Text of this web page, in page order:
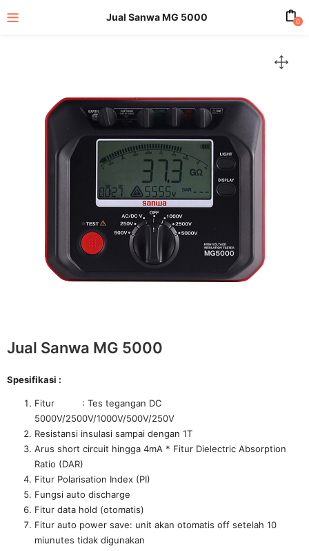
Jual Sanwa MG 5000 0
Jual Sanwa MG 5000
Spesifikasi :
Fitur : Tes tegangan DC
5000V/2500V/1000V/500V/250V
Resistansi insulasi sampai dengan 1T
Arus short circuit hingga 4mA * Fitur Dielectric Absorption
Ratio (DAR)
Fitur Polarisation Index (PI)
Fungsi auto discharge
Fitur data hold (otomatis)
Fitur auto power save: unit akan otomatis off setelah 10
miunutes tidak digunakan